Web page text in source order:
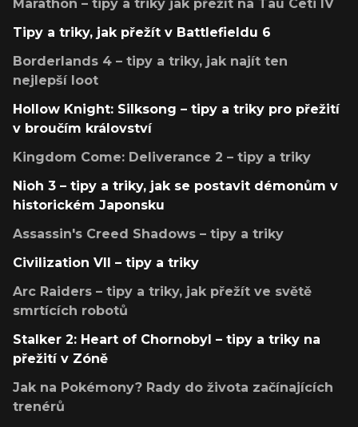
Marathon – tipy a triky jak přežít na Tau Ceti IV
Tipy a triky, jak přežít v Battlefieldu 6
Borderlands 4 – tipy a triky, jak najít ten
nejlepší loot
Hollow Knight: Silksong – tipy a triky pro přežití
v broučím království
Kingdom Come: Deliverance 2 – tipy a triky
Nioh 3 – tipy a triky, jak se postavit démonům v
historickém Japonsku
Assassin's Creed Shadows – tipy a triky
Civilization VII – tipy a triky
Arc Raiders – tipy a triky, jak přežít ve světě
smrtících robotů
Stalker 2: Heart of Chornobyl – tipy a triky na
přežití v Zóně
Jak na Pokémony? Rady do života začínajících
trenérů